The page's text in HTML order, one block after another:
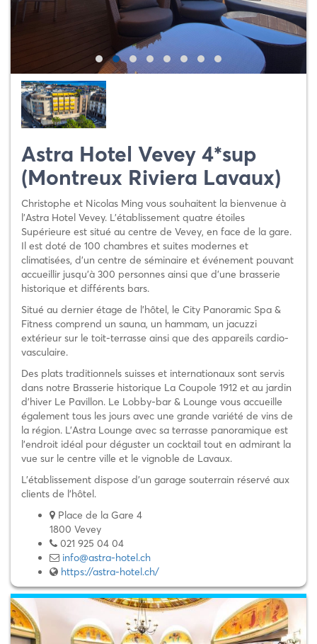
Astra Hotel Vevey 4*sup
(Montreux Riviera Lavaux)
Christophe et Nicolas Ming vous souhaitent la bienvenue à
l’Astra Hotel Vevey. L’établissement quatre étoiles
Supérieure est situé au centre de Vevey, en face de la gare.
Il est doté de 100 chambres et suites modernes et
climatisées, d’un centre de séminaire et événement pouvant
accueillir jusqu’à 300 personnes ainsi que d’une brasserie
historique et différents bars.
Situé au dernier étage de l’hôtel, le City Panoramic Spa &
Fitness comprend un sauna, un hammam, un jacuzzi
extérieur sur le toit-terrasse ainsi que des appareils cardio-
vasculaire.
Des plats traditionnels suisses et internationaux sont servis
dans notre Brasserie historique La Coupole 1912 et au jardin
d’hiver Le Pavillon. Le Lobby-bar & Lounge vous accueille
également tous les jours avec une grande variété de vins de
la région. L’Astra Lounge avec sa terrasse panoramique est
l’endroit idéal pour déguster un cocktail tout en admirant la
vue sur le centre ville et le vignoble de Lavaux.
L’établissement dispose d’un garage souterrain réservé aux
clients de l’hôtel.
Place de la Gare 4
1800 Vevey
021 925 04 04
info@astra-hotel.ch
https://astra-hotel.ch/